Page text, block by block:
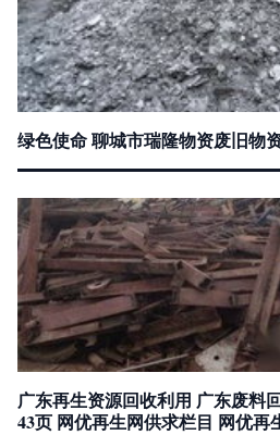
绿色使命 聊城市瑞隆物资废旧物
广东再生资源回收利用 广东废料
43页 网优再生网供求栏目 网优再